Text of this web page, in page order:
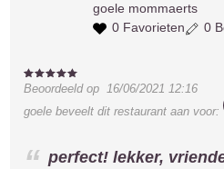
goele mommaerts
0 Favorieten
0
Beoordeeld op16/06/2021 12:16
goele beveelt dit restaurant aan voor:
perfect! lekker,